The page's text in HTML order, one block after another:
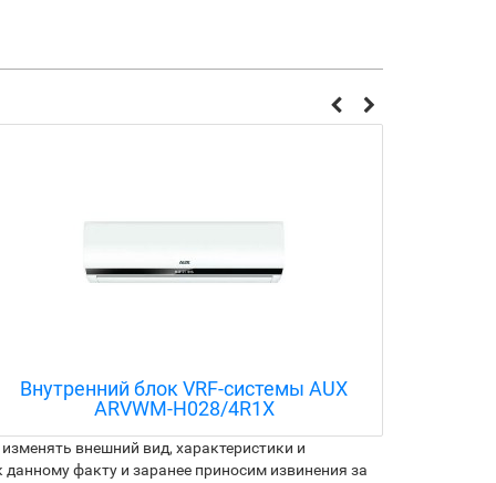
Внутренний блок VRF-системы AUX
ARVWM-H028/4R1X
внешний вид, характеристики и
факту и заранее приносим извинения за